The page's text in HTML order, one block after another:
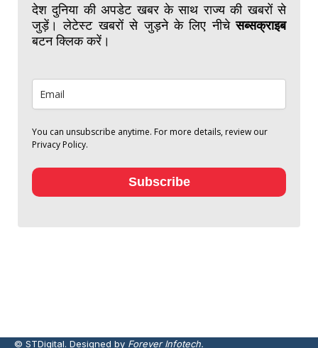
देश दुनिया की अपडेट खबर के साथ राज्य की खबरों से
जुड़ें। लेटेस्ट खबरों से जुड़ने के लिए नीचेसब्सक्राइब
बटन क्लिक करें।
You can unsubscribe anytime. For more details, review our
Privacy Policy.
Subscribe
© STDigital. Designed by Forever Infotech.